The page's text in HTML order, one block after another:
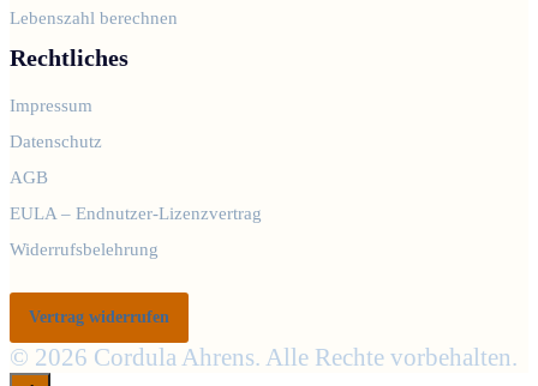
Lebenszahl berechnen
Rechtliches
Impressum
Datenschutz
AGB
EULA – Endnutzer-Lizenzvertrag
Widerrufsbelehrung
Vertrag widerrufen
© 2026 Cordula Ahrens. Alle Rechte vorbehalten.